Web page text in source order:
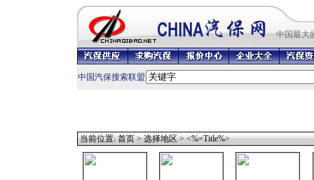
中国最大
中国汽保搜索联盟
当前位置:首页>选择地区> <%=Title%>